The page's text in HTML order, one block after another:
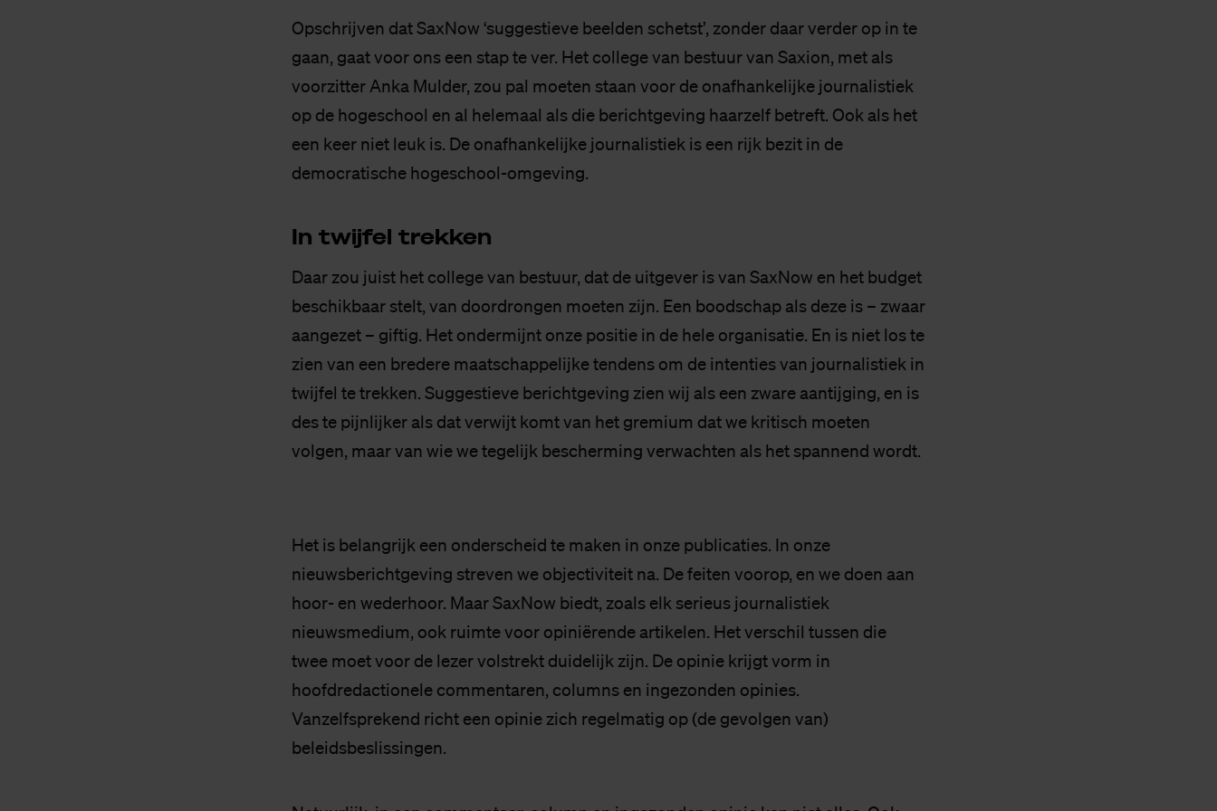
Opschrijven dat SaxNow ‘suggestieve beelden schetst’, zonder daar verder op in te
gaan, gaat voor ons een stap te ver. Het college van bestuur van Saxion, met als
voorzitter Anka Mulder, zou pal moeten staan voor de onafhankelijke journalistiek
op de hogeschool en al helemaal als die berichtgeving haarzelf betreft. Ook als het
een keer niet leuk is. De onafhankelijke journalistiek is een rijk bezit in de
democratische hogeschool-omgeving.
In twij­fel trek­ken
Daar zou juist het college van bestuur, dat de uitgever is van SaxNow en het budget
beschikbaar stelt, van doordrongen moeten zijn. Een boodschap als deze is – zwaar
aangezet – giftig. Het ondermijnt onze positie in de hele organisatie. En is niet los te
zien van een bredere maatschappelijke tendens om de intenties van journalistiek in
twijfel te trekken. Suggestieve berichtgeving zien wij als een zware aantijging, en is
des te pijnlijker als dat verwijt komt van het gremium dat we kritisch moeten
volgen, maar van wie we tegelijk bescherming verwachten als het spannend wordt.
Het is belangrijk een onderscheid te maken in onze publicaties. In onze
nieuwsberichtgeving streven we objectiviteit na. De feiten voorop, en we doen aan
hoor- en wederhoor. Maar SaxNow biedt, zoals elk serieus journalistiek
nieuwsmedium, ook ruimte voor opiniërende artikelen. Het verschil tussen die
twee moet voor de lezer volstrekt duidelijk zijn. De opinie krijgt vorm in
hoofdredactionele commentaren, columns en ingezonden opinies.
Vanzelfsprekend richt een opinie zich regelmatig op (de gevolgen van)
beleidsbeslissingen.